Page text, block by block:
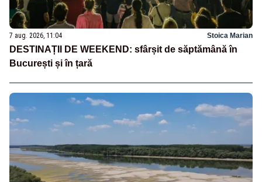
7 aug. 2026, 11:04 Stoica Marian
DESTINAȚII DE WEEKEND: sfârșit de săptămână în
București și în țară